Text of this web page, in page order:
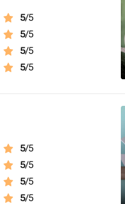
5/5
5/5
5/5
5/5
5/5
5/5
5/5
5/5